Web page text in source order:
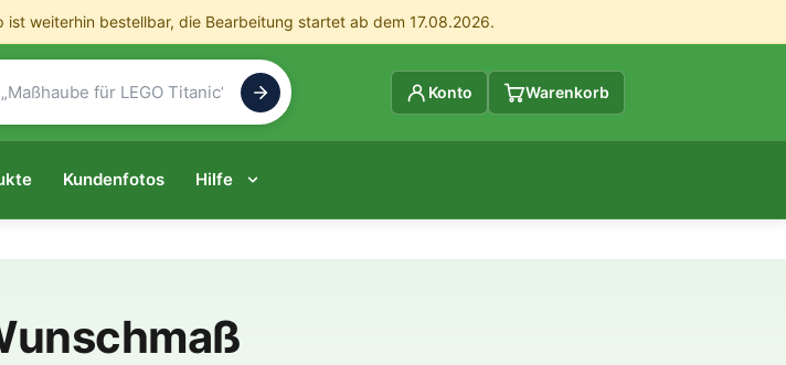
ist weiterhin bestellbar, die Bearbeitung startet ab dem 17.08.2026.
Konto Warenkorb
Kundenfotos Hilfe